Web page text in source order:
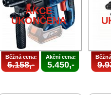
AKCE
UKONČENA
Běžná cena:
6.158,-
Akční cena:
5.450,-